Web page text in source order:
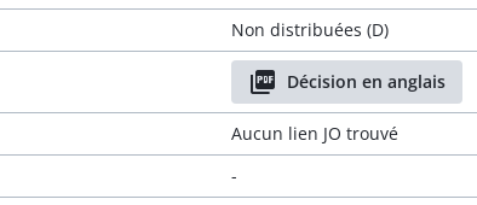
Non distribuées (D)
Décision en anglais
Aucun lien JO trouvé
-